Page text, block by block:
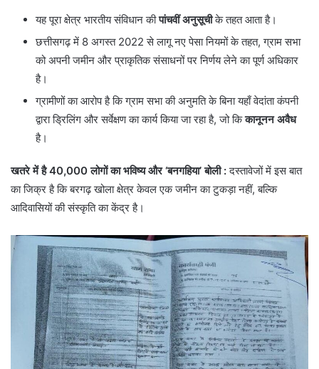
​यह पूरा क्षेत्र भारतीय संविधान कीपांचवीं अनुसूचीके तहत आता है।
​छत्तीसगढ़ में 8 अगस्त 2022 से लागू नए पेसा नियमों के तहत, ग्राम सभा
को अपनी जमीन और प्राकृतिक संसाधनों पर निर्णय लेने का पूर्ण अधिकार
है।
ग्रामीणों का आरोप है कि ग्राम सभा की अनुमति के बिना यहाँ वेदांता कंपनी
द्वारा ड्रिलिंग और सर्वेक्षण का कार्य किया जा रहा है, जो किकानूनन अवैध
है।
खतरे में है 40,000 लोगों का भविष्य और ‘बनगहिया’ बोली :दस्तावेजों में इस बात
का जिक्र है कि बरगढ़ खोला क्षेत्र केवल एक जमीन का टुकड़ा नहीं, बल्कि
आदिवासियों की संस्कृति का केंद्र है।